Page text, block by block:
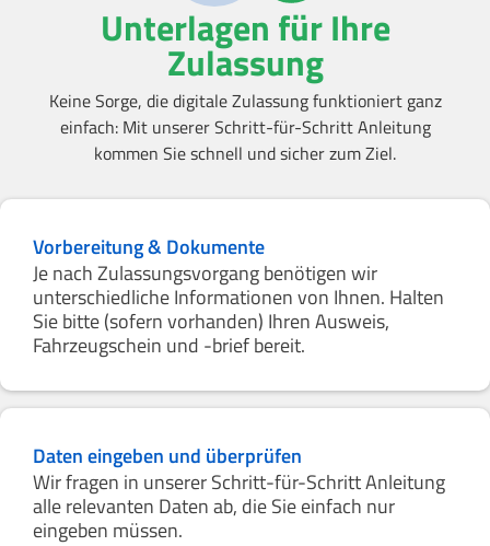
Unterlagen für Ihre
Zulassung
Keine Sorge, die digitale Zulassung funktioniert ganz
einfach: Mit unserer Schritt-für-Schritt Anleitung
kommen Sie schnell und sicher zum Ziel.
Vorbereitung & Dokumente
Je nach Zulassungsvorgang benötigen wir
unterschiedliche Informationen von Ihnen. Halten
Sie bitte (sofern vorhanden) Ihren Ausweis,
Fahrzeugschein und -brief bereit.
Daten eingeben und überprüfen
Wir fragen in unserer Schritt-für-Schritt Anleitung
alle relevanten Daten ab, die Sie einfach nur
eingeben müssen.